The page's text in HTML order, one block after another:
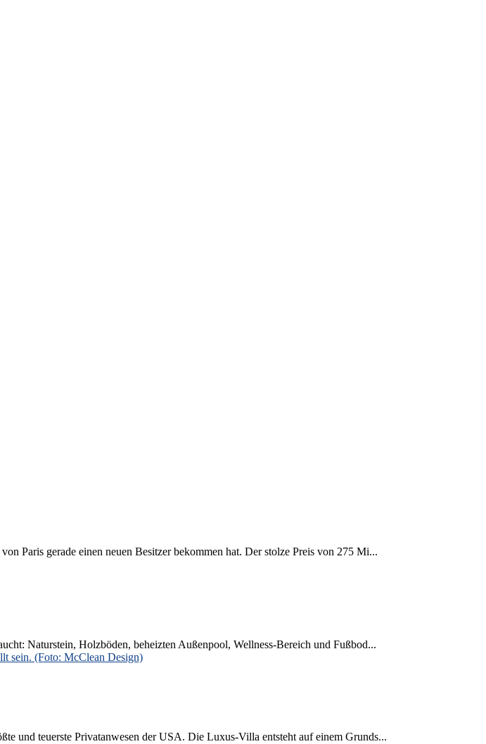
Paris gerade einen neuen Besitzer bekommen hat. Der stolze Preis von 275 Mi...
Naturstein, Holzböden, beheizten Außenpool, Wellness-Bereich und Fußbod...
und teuerste Privatanwesen der USA. Die Luxus-Villa entsteht auf einem Grunds...